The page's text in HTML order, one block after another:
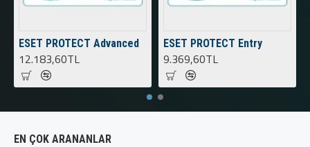
ESET PROTECT Advanced
12.183,60TL
ESET PROTECT Entry
9.369,60TL
EN ÇOK ARANANLAR